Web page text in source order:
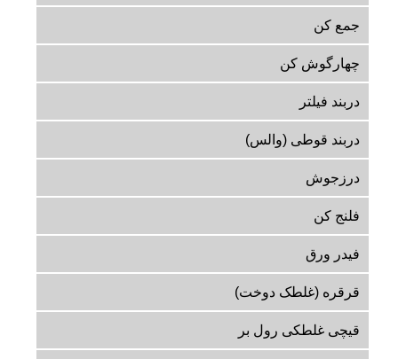
جمع کن
چهارگوش کن
دربند فیلتر
دربند قوطی (والس)
درزجوش
فلنج کن
فیدر ورق
قرقره (غلطک دوخت)
قیچی غلطکی رول بر